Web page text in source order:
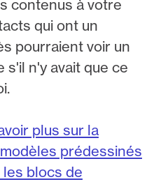
contenus à votre
qui ont un
pourraient voir un
s'il n'y avait que ce
plus sur la
prédessinés
blocs de